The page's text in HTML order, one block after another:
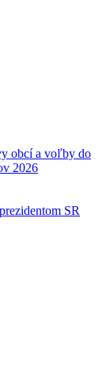
obcí a voľby do
2026
SR